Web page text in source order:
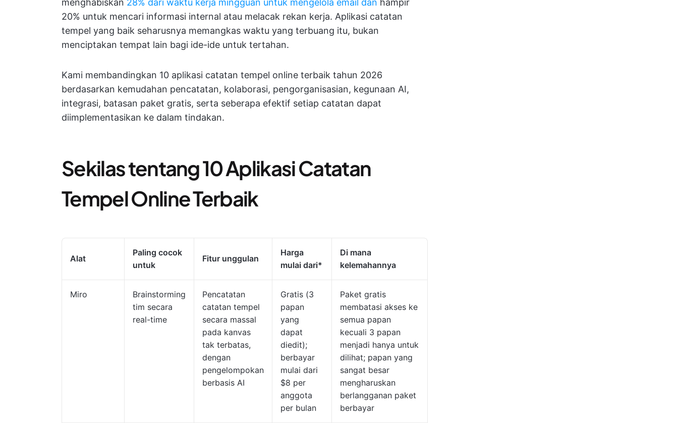
menghabiskan 28% dari waktu kerja mingguan untuk mengelola email dan hampir
20% untuk mencari informasi internal atau melacak rekan kerja. Aplikasi catatan
tempel yang baik seharusnya memangkas waktu yang terbuang itu, bukan
menciptakan tempat lain bagi ide-ide untuk tertahan.
Kami membandingkan 10 aplikasi catatan tempel online terbaik tahun 2026
berdasarkan kemudahan pencatatan, kolaborasi, pengorganisasian, kegunaan AI,
integrasi, batasan paket gratis, serta seberapa efektif setiap catatan dapat
diimplementasikan ke dalam tindakan.
Sekilas tentang 10 Aplikasi Catatan
Tempel Online Terbaik
Alat
Paling cocok
untuk
Fitur unggulan
Harga
mulai dari*
Di mana
kelemahannya
Miro
Brainstorming
tim secara
real-time
Pencatatan
catatan tempel
secara massal
pada kanvas
tak terbatas,
dengan
pengelompokan
berbasis AI
Gratis (3
papan
yang
dapat
diedit);
berbayar
mulai dari
$8 per
anggota
per bulan
Paket gratis
membatasi akses ke
semua papan
kecuali 3 papan
menjadi hanya untuk
dilihat; papan yang
sangat besar
mengharuskan
berlangganan paket
berbayar